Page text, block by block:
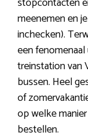
meenemen en
inchecken).
een
treinstation van
bussen. Heel
of
op welke
bestellen.